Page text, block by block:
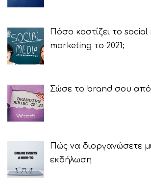
Πόσο κοστίζει το social
marketing το 2021;
Σώσε το brand σου από
Πώς να διοργανώσετε
εκδήλωση